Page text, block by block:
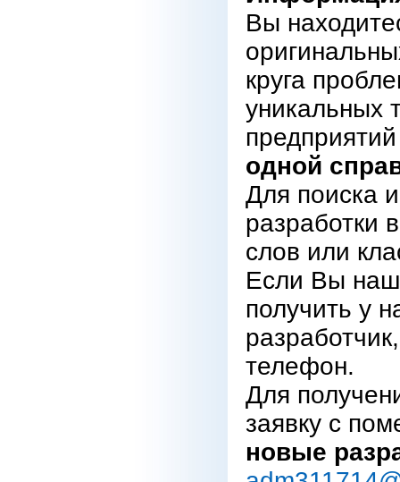
Вы
круга
уникальных
одной
Для поиска
разработки
слов или
Если Вы
получить у
телефон.
Для
заявку с
новые